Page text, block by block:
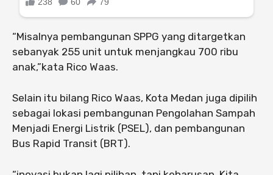
“Misalnya pembangunan SPPG yang ditargetkan
sebanyak 255 unit untuk menjangkau 700 ribu
anak,”kata Rico Waas.
Selain itu bilang Rico Waas, Kota Medan juga dipilih
sebagai lokasi pembangunan Pengolahan Sampah
Menjadi Energi Listrik (PSEL), dan pembangunan
Bus Rapid Transit (BRT).